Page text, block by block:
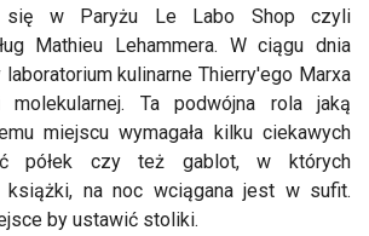
się w Paryżu Le Labo Shop czyli
Mathieu Lehammera. W ciągu dnia
kulinarne Thierry'ego Marxa
Ta podwójna rola jaką
miejscu wymagała kilku ciekawych
półek czy też gablot, w których
książki, na noc wciągana jest w sufit.
by ustawić stoliki.